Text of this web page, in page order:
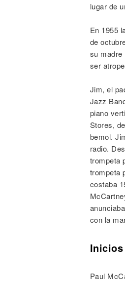
lugar de
En 1955
de
su madre
ser
Jim, el
Jazz
piano
Stores,
bemol.
radio.
trompeta
trompeta
costaba
con la
Inicios
Paul